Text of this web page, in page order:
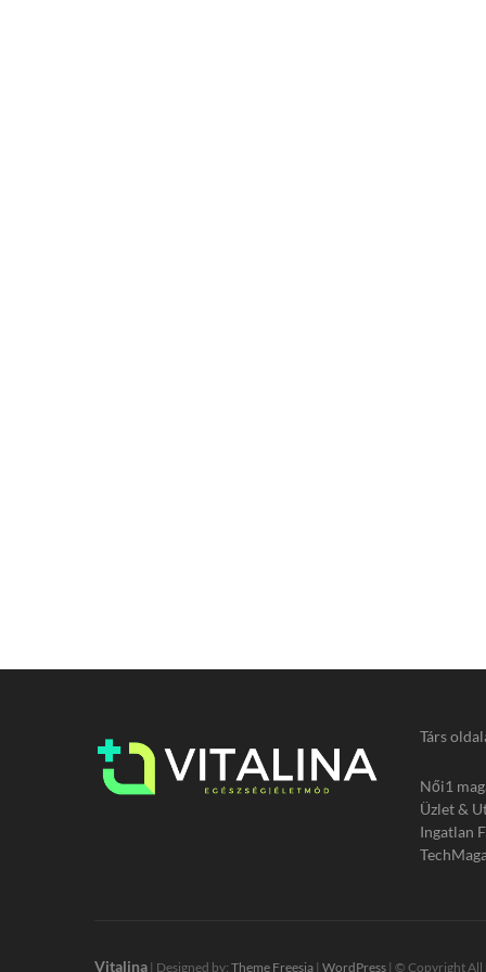
Társ
Női1
Üzlet &
Ingatlan
Vitalina | Designed by: Theme Freesia | WordPress | © Copyright All